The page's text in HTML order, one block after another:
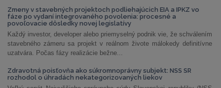
Zmeny v stavebných projektoch podliehajúcich EIA a IPKZ vo
fáze po vydaní integrovaného povolenia: procesné a
povoľovacie dôsledky novej legislatívy
Každý investor, developer alebo priemyselný podnik vie, že schválením
stavebného zámeru sa projekt v reálnom živote málokedy definitívne
uzatvára. Počas fázy realizácie bežne...
Zdravotná poisťovňa ako súkromnoprávny subjekt: NSS SR
rozhodol o úhradách nekategorizovaných liekov